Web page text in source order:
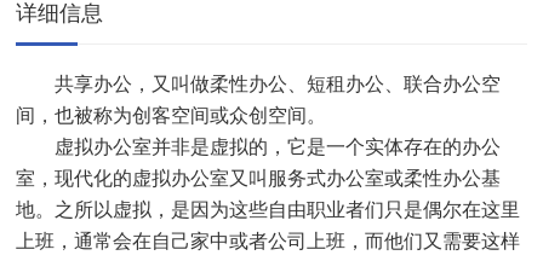
详细信息
共享办公，又叫做柔性办公、短租办公、联合办公空
间，也被称为创客空间或众创空间。
虚拟办公室并非是虚拟的，它是一个实体存在的办公
室，现代化的虚拟办公室又叫服务式办公室或柔性办公基
地。之所以虚拟，是因为这些自由职业者们只是偶尔在这里
上班，通常会在自己家中或者公司上班，而他们又需要这样